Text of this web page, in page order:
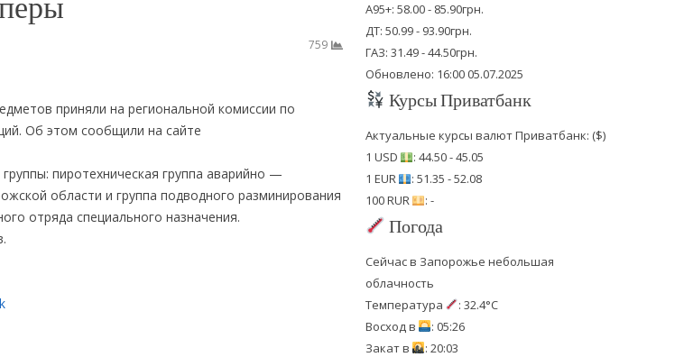
759
приняли на региональной комиссии по
Об этом сообщили на сайте
пиротехническая группа аварийно —
области и группа подводного разминирования
отряда специального назначения.
А95+: 58.00 - 85.90грн.
ДТ: 50.99 - 93.90грн.
ГАЗ: 31.49 - 44.50грн.
Обновлено: 16:00 05.07.2025
Курсы Приватбанк
Актуальные курсы валют Приватбанк: ($)
1 USD
: 44.50 - 45.05
1 EUR
: 51.35 - 52.08
100 RUR
: -
Погода
Сейчас в Запорожье небольшая
облачность
Температура
: 32.4°C
Восход в
: 05:26
Закат в
: 20:03